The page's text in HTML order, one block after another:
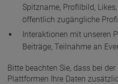
Spitzname, Profilbild,
öffentlich zugängliche
Interaktionen mit unseren
Beiträge, Teilnahme an
Bitte beachten Sie, dass bei
Plattformen Ihre Daten